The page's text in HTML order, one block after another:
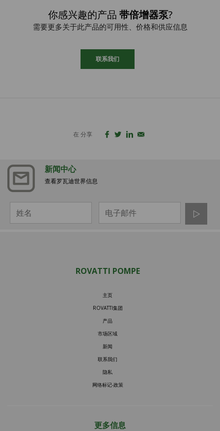
你感兴趣的产品 带倍增器泵?
需要更多关于此产品的可用性、价格和供应信息
联系我们
在 分享
新闻中心
查看罗瓦迪世界信息
ROVATTI POMPE
主页
ROVATTI集团
产品
市场区域
新闻
联系我们
隐私
网络标记-政策
更多信息